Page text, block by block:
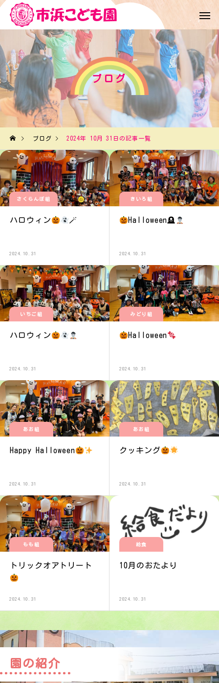
ブログ
ブログ 2024年 10月 31日の記事一覧
さくらんぼ組
ハロウィン 🪄
2024.10.31
きいろ組
Halloween🪦
2024.10.31
いちご組
ハロウィン
2024.10.31
みどり組
Halloween
2024.10.31
あお組
Happy Halloween
2024.10.31
あお組
クッキング
2024.10.31
もも組
トリックオアトリート
2024.10.31
給食
10月のおたより
2024.10.31
園の紹介